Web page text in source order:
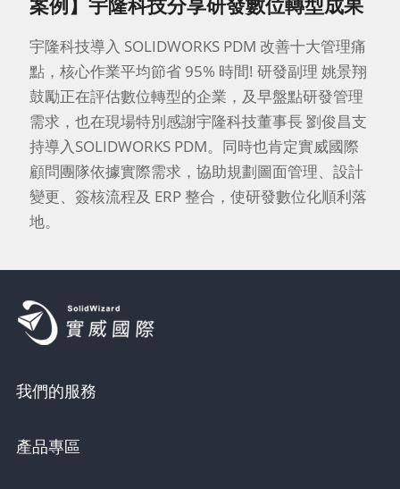
宇隆科技導入 SOLIDWORKS PDM 改善十大管理痛
點，核心作業平均節省 95% 時間! 研發副理 姚景翔
鼓勵正在評估數位轉型的企業，及早盤點研發管理
需求，也在現場特別感謝宇隆科技董事長 劉俊昌支
持導入SOLIDWORKS PDM。同時也肯定實威國際
顧問團隊依據實際需求，協助規劃圖面管理、設計
變更、簽核流程及 ERP 整合，使研發數位化順利落
地。
我們的服務
產品專區